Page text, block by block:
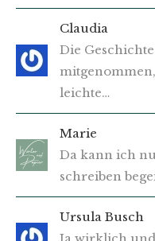
Claudia
Die
leichte…
Marie
Da kann ich
schreiben
Ursula Busch